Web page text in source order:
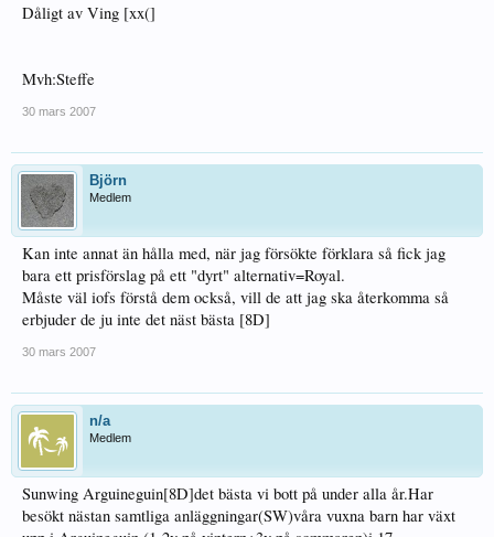
Dåligt av Ving [xx(]
Mvh:Steffe
30 mars 2007
Björn
Medlem
Kan inte annat än hålla med, när jag försökte förklara så fick jag
bara ett prisförslag på ett "dyrt" alternativ=Royal.
Måste väl iofs förstå dem också, vill de att jag ska återkomma så
erbjuder de ju inte det näst bästa [8D]
30 mars 2007
n/a
Medlem
Sunwing Arguineguin[8D]det bästa vi bott på under alla år.Har
besökt nästan samtliga anläggningar(SW)våra vuxna barn har växt